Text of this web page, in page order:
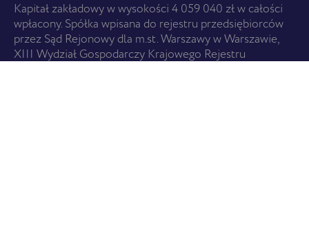
Kapitał zakładowy w wysokości 4 059 040 zł w całości
wpłacony. Spółka wpisana do rejestru przedsiębiorców
przez Sąd Rejonowy dla m.st. Warszawy w Warszawie,
XIII Wydział Gospodarczy Krajowego Rejestru